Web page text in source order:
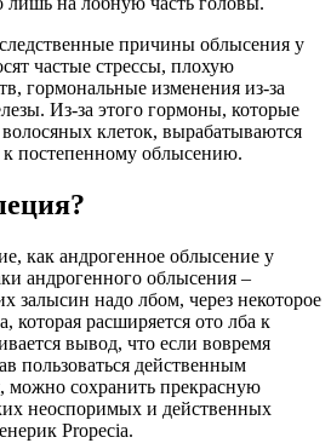
причины облысения у
частые стрессы, плохую
гормональные изменения из-за
Из-за этого гормоны, которые
клеток, вырабатываются
к постепенному облысению.
как андрогенное облысение у
андрогенного облысения –
залысин надо лбом, через некоторое
которая расширяется ото лба к
вывод, что если вовремя
пользоваться действенным
можно сохранить прекрасную
неоспоримых и действенных
Propecia.